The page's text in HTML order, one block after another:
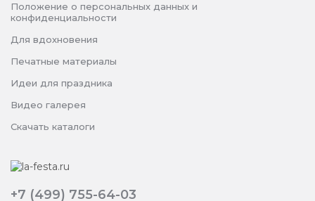
+7 (499) 755-64-03
Положение о персональных данных и
конфиденциальности
Для вдохновения
Печатные материалы
Идеи для праздника
Видео галерея
Скачать каталоги